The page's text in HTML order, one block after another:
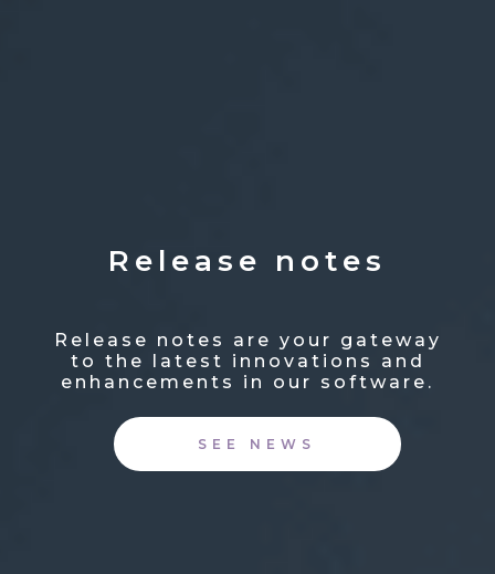
Release notes
Release notes are your gateway
to the latest innovations and
enhancements in our software.
SEE NEWS